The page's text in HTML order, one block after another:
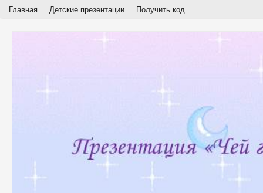
Главная Детские презентации Получить код